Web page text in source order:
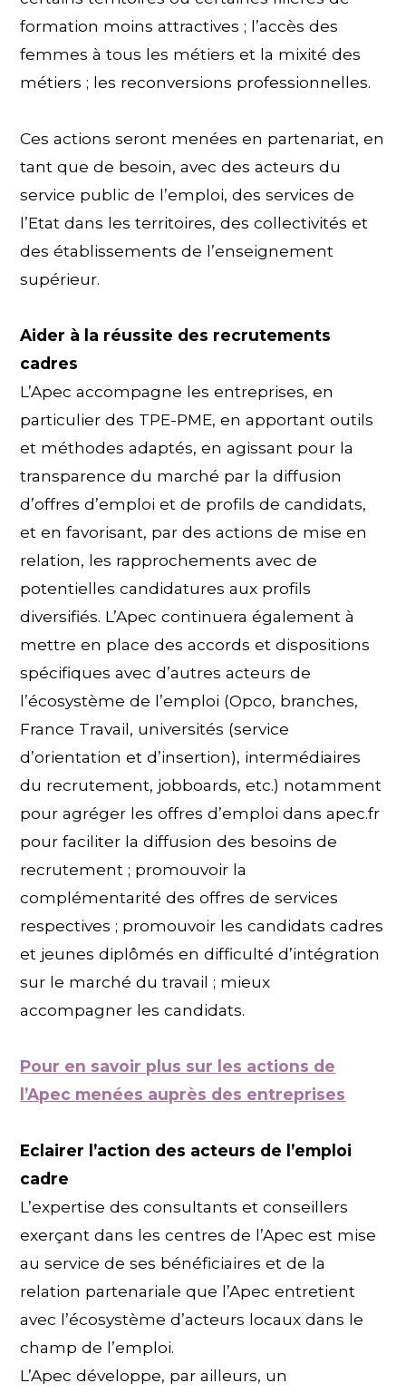
formation moins attractives ; l’accès des
femmes à tous les métiers et la mixité des
métiers ; les reconversions professionnelles.
Ces actions seront menées en partenariat, en
tant que de besoin, avec des acteurs du
service public de l’emploi, des services de
l’Etat dans les territoires, des collectivités et
des établissements de l’enseignement
supérieur.
Aider à la réussite des recrutements
cadres
L’Apec accompagne les entreprises, en
particulier des TPE-PME, en apportant outils
et méthodes adaptés, en agissant pour la
transparence du marché par la diffusion
d’offres d’emploi et de profils de candidats,
et en favorisant, par des actions de mise en
relation, les rapprochements avec de
potentielles candidatures aux profils
diversifiés. L’Apec continuera également à
mettre en place des accords et dispositions
spécifiques avec d’autres acteurs de
l’écosystème de l’emploi (Opco, branches,
France Travail, universités (service
d’orientation et d’insertion), intermédiaires
du recrutement, jobboards, etc.) notamment
pour agréger les offres d’emploi dans apec.fr
pour faciliter la diffusion des besoins de
recrutement ; promouvoir la
complémentarité des offres de services
respectives ; promouvoir les candidats cadres
et jeunes diplômés en difficulté d’intégration
sur le marché du travail ; mieux
accompagner les candidats.
Pour en savoir plus sur les actions de
l’Apec menées auprès des entreprises
Eclairer l’action des acteurs de l’emploi
cadre
L’expertise des consultants et conseillers
exerçant dans les centres de l’Apec est mise
au service de ses bénéficiaires et de la
relation partenariale que l’Apec entretient
avec l’écosystème d’acteurs locaux dans le
champ de l’emploi.
L’Apec développe, par ailleurs, un